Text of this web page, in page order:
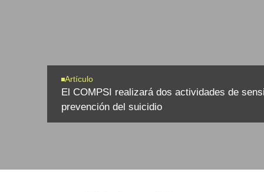
Artículo
El COMPSI realizará dos actividades de
prevención del suicidio